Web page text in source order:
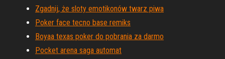
Zgadnij, że sloty emotikonów twarz piwa
Poker face tecno base remiks
Boyaa texas poker do pobrania za darmo
Pocket arena saga automat